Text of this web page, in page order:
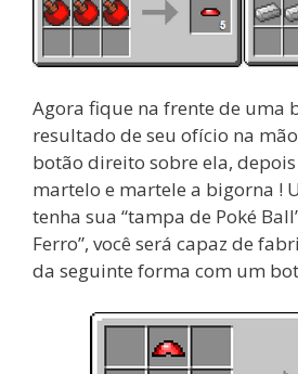
Agora fique na frente de uma
resultado de seu ofício na
botão direito sobre ela, depois
martelo e martele a bigorna !
tenha sua “tampa de Poké
Ferro”, você será capaz de
da seguinte forma com um